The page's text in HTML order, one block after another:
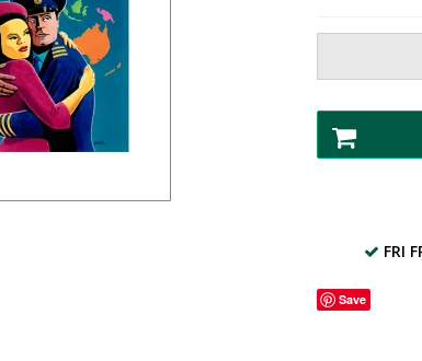
FRI
Save